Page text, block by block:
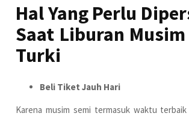
Hal Yang Perlu
Saat Liburan
Turki
Beli Tiket Jauh Hari
Karena musim semi termasuk waktu